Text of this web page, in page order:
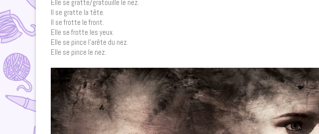
Elle se gratte/gratouille le nez.
Il se gratte la tête.
Il se frotte le front.
Elle se frotte les yeux.
Elle se pince l’arête du nez.
Elle se pince le nez.